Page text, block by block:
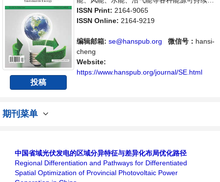
投稿
展研究，以及能源与经济、环境、政策等关系
的学术论文和成果评述。本刊集学术性、思想
学并致力于学术的繁荣，旨在给世界范围内的
能源研究者、能源工作者等研究并关注能源发
展的人员提供一个传播、分享和讨论能源持续
性发展的交流平台。
ISSN Print: 2164-9065
ISSN Online: 2164-9219
编辑邮箱: se@hanspub.org 微信号： hansi-
cheng
Website:
https://www.hanspub.org/journal/SE.html
期刊菜单
中国省域光伏发电的区域分异特征与差异化布局优化路径
Regional Differentiation and Pathways for Differentiated
Spatial Optimization of Provincial Photovoltaic Power